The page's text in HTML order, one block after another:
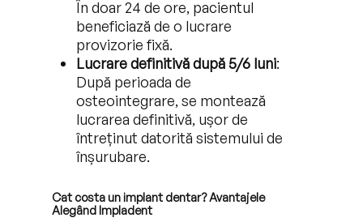
În doar 24 de ore, pacientul
beneficiază de o lucrare
provizorie fixă.
Lucrare definitivă după 5/6 luni:
După perioada de
osteointegrare, se montează
lucrarea definitivă, ușor de
întreținut datorită sistemului de
înșurubare.
Cat costa un implant dentar? Avantajele
Alegând Impladent